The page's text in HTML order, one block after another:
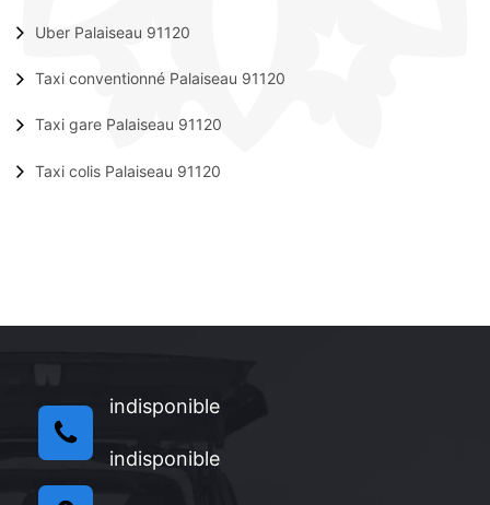
Uber Palaiseau 91120
Taxi conventionné Palaiseau 91120
Taxi gare Palaiseau 91120
Taxi colis Palaiseau 91120
indisponible
indisponible